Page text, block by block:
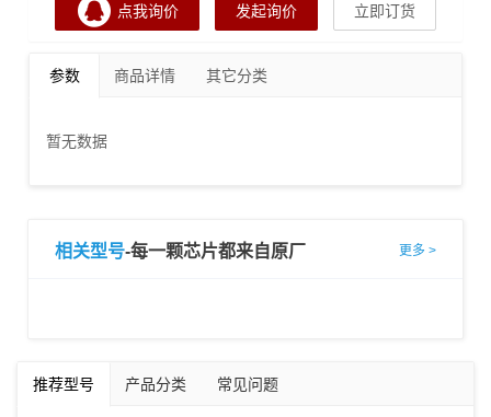
点我询价 发起询价 立即订货
参数 商品详情 其它分类
暂无数据
相关型号-每一颗芯片都来自原厂 更多 >
推荐型号 产品分类 常见问题